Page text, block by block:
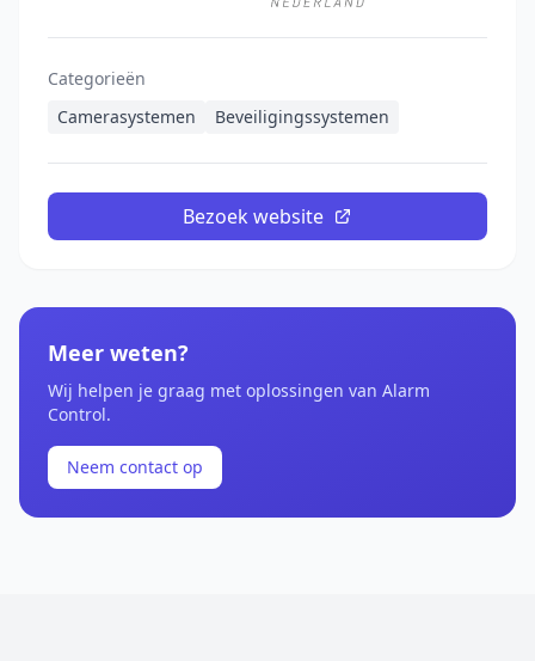
Categorieën
Camerasystemen
Beveiligingssystemen
Bezoek website
Meer weten?
Wij helpen je graag met oplossingen van Alarm
Control.
Neem contact op